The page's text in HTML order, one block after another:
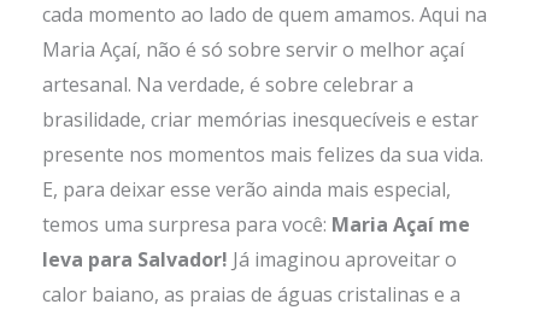
cada momento ao lado de quem amamos. Aqui na
Maria Açaí, não é só sobre servir o melhor açaí
artesanal. Na verdade, é sobre celebrar a
brasilidade, criar memórias inesquecíveis e estar
presente nos momentos mais felizes da sua vida.
E, para deixar esse verão ainda mais especial,
temos uma surpresa para você: Maria Açaí me
leva para Salvador! Já imaginou aproveitar o
calor baiano, as praias de águas cristalinas e a